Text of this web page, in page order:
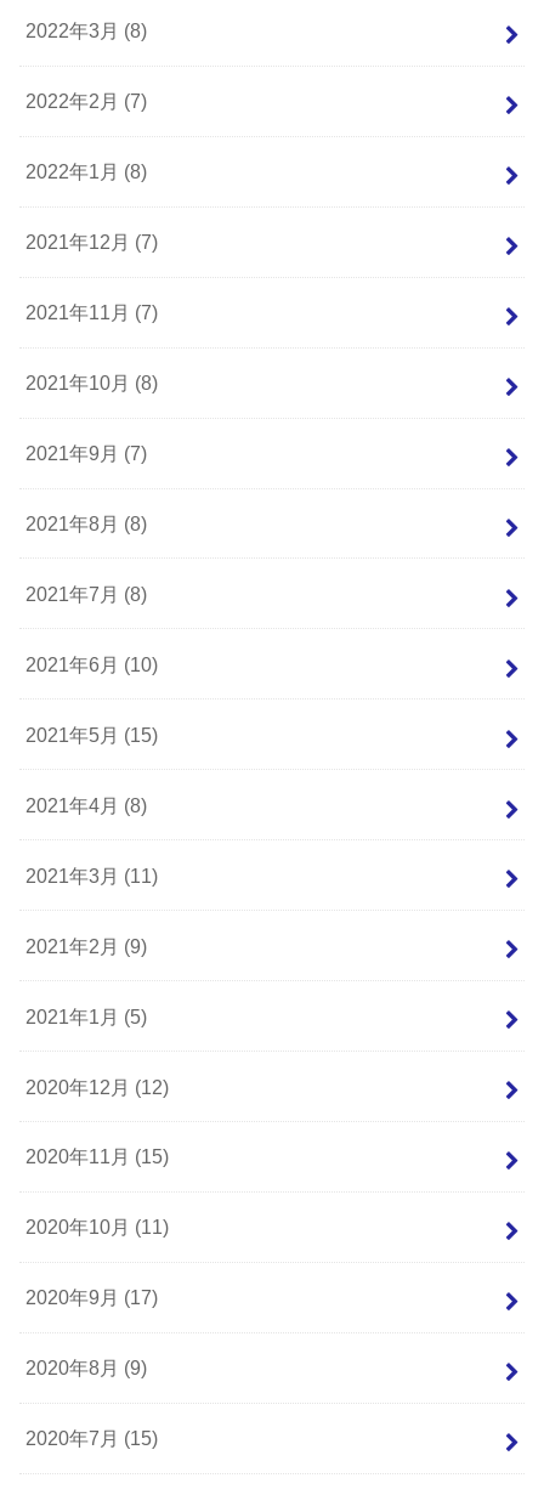
2022年3月 (8)
2022年2月 (7)
2022年1月 (8)
2021年12月 (7)
2021年11月 (7)
2021年10月 (8)
2021年9月 (7)
2021年8月 (8)
2021年7月 (8)
2021年6月 (10)
2021年5月 (15)
2021年4月 (8)
2021年3月 (11)
2021年2月 (9)
2021年1月 (5)
2020年12月 (12)
2020年11月 (15)
2020年10月 (11)
2020年9月 (17)
2020年8月 (9)
2020年7月 (15)